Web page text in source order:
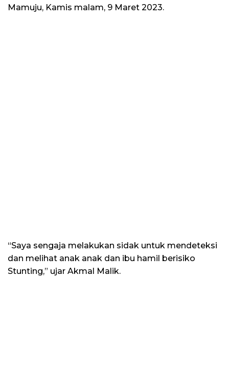
Mamuju, Kamis malam, 9 Maret 2023.
“Saya sengaja melakukan sidak untuk mendeteksi
dan melihat anak anak dan ibu hamil berisiko
Stunting,” ujar Akmal Malik.